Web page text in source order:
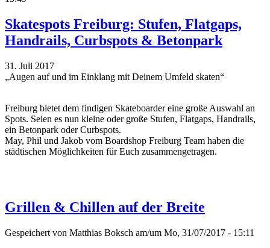
Skatespots Freiburg: Stufen, Flatgaps,
Handrails, Curbspots & Betonpark
31. Juli 2017
„Augen auf und im Einklang mit Deinem Umfeld skaten“
Freiburg bietet dem findigen Skateboarder eine große Auswahl an
Spots. Seien es nun kleine oder große Stufen, Flatgaps, Handrails,
ein Betonpark oder Curbspots.
May, Phil und Jakob vom Boardshop Freiburg Team haben die
städtischen Möglichkeiten für Euch zusammengetragen.
Grillen & Chillen auf der Breite
Gespeichert von Matthias Boksch am/um Mo, 31/07/2017 - 15:11